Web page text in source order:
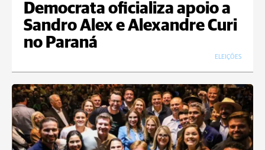
Democrata oficializa apoio a
Sandro Alex e Alexandre Curi
no Paraná
ELEIÇÕES